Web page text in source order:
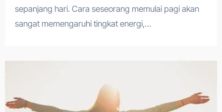
sepanjang hari. Cara seseorang memulai pagi akan
sangat memengaruhi tingkat energi,…